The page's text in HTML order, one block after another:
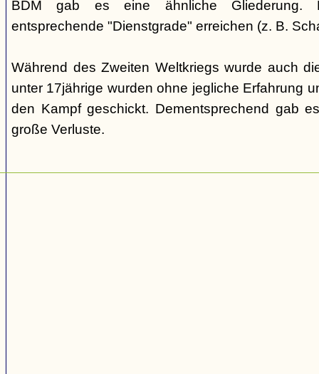
BDM gab es eine ähnliche Gliederung.
entsprechende "Dienstgrade" erreichen (z. B.
Während des Zweiten Weltkriegs wurde auch
unter 17jährige wurden ohne jegliche Erfahrung
den Kampf geschickt. Dementsprechend gab
große Verluste.